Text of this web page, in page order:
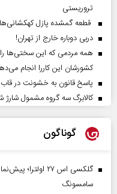
تروریستی
قطعه گمشده پازل کهکشانی‌ها
دربی دوباره خارج از تهران!
همه مردمی که این سختی‌ها را
کشورشان این کاررا انجام
پاسخ قانون به خشونت در قاب
کالابرگ سه گروه مشمول شارژ
گوناگون
گلکسی اس ۲۷
سامسونگ